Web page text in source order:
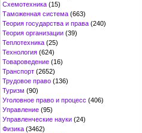
Схемотехника (15)
Таможенная система (663)
Теория государства и права (240)
Теория организации (39)
Теплотехника (25)
Технология (624)
Товароведение (16)
Транспорт (2652)
Трудовое право (136)
Туризм (90)
Уголовное право и процесс (406)
Управление (95)
Управленческие науки (24)
Физика (3462)